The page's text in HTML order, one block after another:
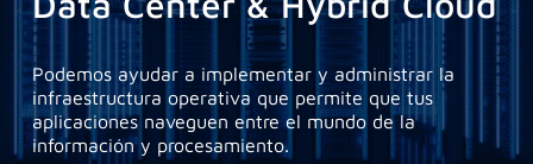
Podemos ayudar a implementar y administrar la
infraestructura operativa que permite que tus
aplicaciones naveguen entre el mundo de la
información y procesamiento.